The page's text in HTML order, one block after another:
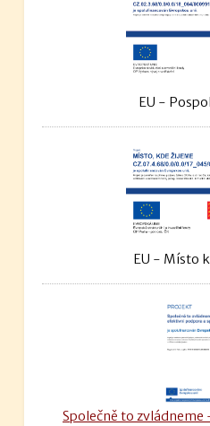
EU -
EU - Místo
Společně to